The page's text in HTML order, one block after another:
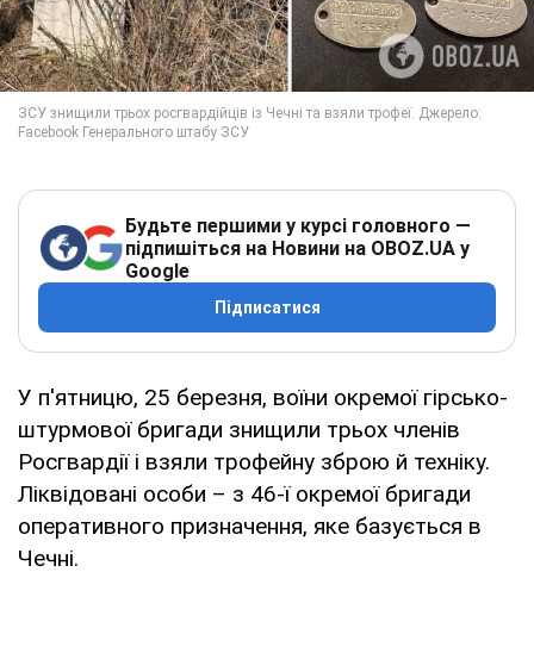
Будьте першими у курсі головного —
підпишіться на Новини на OBOZ.UA у
Google
Підписатися
У п'ятницю, 25 березня, воїни окремої гірсько-
штурмової бригади знищили трьох членів
Росгвардії і взяли трофейну зброю й техніку.
Ліквідовані особи – з 46-ї окремої бригади
оперативного призначення, яке базується в
Чечні.